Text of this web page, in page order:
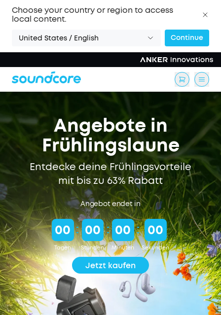
Choose your country or region to access
local content.
United States / English Continue
Angebote in
Frühlingslaune
Entdecke deine Frühlingsvorteile
mit bis zu 63% Rabatt
Angebot endet in
00
Tagen
00
Stunden
00
Minuten
00
Sekunden
Jetzt kaufen